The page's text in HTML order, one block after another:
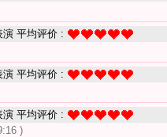
演 平均评价 :
演 平均评价 :
演 平均评价 :
)